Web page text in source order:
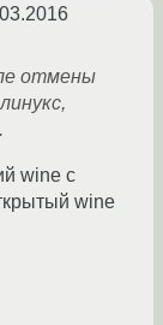
отмены
wine с
wine